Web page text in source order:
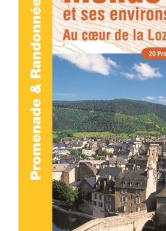
ACHETER LE PRODUIT /